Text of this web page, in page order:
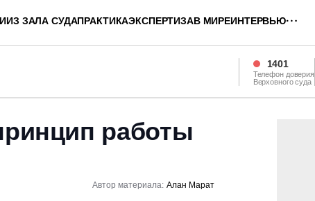
ИЗ ЗАЛА СУДАПРАКТИКАЭКСПЕРТИЗАВ МИРЕИНТЕРВЬЮ
1401
Телефон доверия
Верховного суда
работы
Автор материала: Алан Марат